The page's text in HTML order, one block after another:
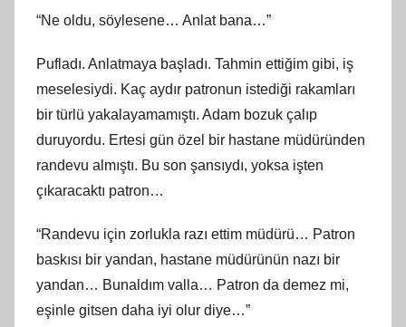
“Ne oldu, söylesene… Anlat bana…”
Pufladı. Anlatmaya başladı. Tahmin ettiğim gibi, iş
meselesiydi. Kaç aydır patronun istediği rakamları
bir türlü yakalayamamıştı. Adam bozuk çalıp
duruyordu. Ertesi gün özel bir hastane müdüründen
randevu almıştı. Bu son şansıydı, yoksa işten
çıkaracaktı patron…
“Randevu için zorlukla razı ettim müdürü… Patron
baskısı bir yandan, hastane müdürünün nazı bir
yandan… Bunaldım valla… Patron da demez mi,
eşinle gitsen daha iyi olur diye…”